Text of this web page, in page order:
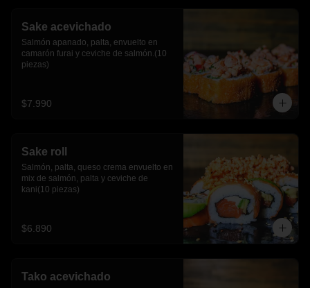
Sake acevichado
Salmón apanado, palta, envuelto en
camarón furai y ceviche de salmón.(10
piezas)
$7.990
Sake roll
Salmón, palta, queso crema envuelto en
mix de salmón, palta y ceviche de
kani(10 piezas)
$6.890
Tako acevichado